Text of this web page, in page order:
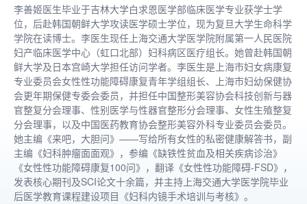
李善姬医生毕业于吉林大学白求恩医学部临床医学专业获学士学
位，后赴韩国朝鲜大学攻读医学硕士学位，现为复旦大学生命科学
学院在读博士。李医生现任上海交通大学医学院附属第一人民医院
妇产临床医学中心（虹口北部）妇科病区医疗组长。她曾赴韩国朝
鲜大学及日本宫崎大学担任访问学者。李医生是上海市妇女病康复
专业委员会女性性功能障碍康复青年学组组长、上海市妇幼保健协
会更年期保健专委会委员，并担任中国整形美容协会科技创新与器
官整复分会理事、性别医学与性器官整形分会理事、女性生殖整复
分会理事，以及中国医药教育协会整形美容外科专业委员会委员。
她主编《来吧，大胆问》——写给所有女性的私密健康解答书，副
主编《妇科肿瘤面面观》，参编《缺铁性贫血及相关疾病诊治》
《女性性功能障碍康复100问》，翻译《女性性功能障碍-FSD》，
发表核心期刊及SCI论文十余篇，并主持上海交通大学医学院毕业
后医学教育课程建设项目《妇科内镜手术培训与考核》。